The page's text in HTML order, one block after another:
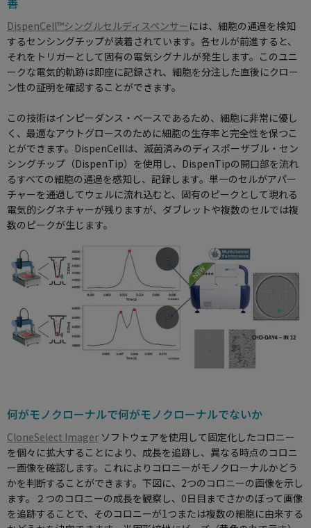
DispenCell™シングルセルディスペンサー には、細胞の通過を検知
するセンシングチップが装着されています。各セルが前進すると、
それをトリガーとして固有の電気シグナルが発生します。このユニ
ークな電気的軌跡は即座に記録され、細胞を分注した直後にクロー
ン性の証明を確認することができます。
この技術はインピーダンス・ベースであるため、細胞に非常に優し
く、最適なアウトグロースのために細胞の生存率と完全性を保つこ
とができます。DispenCellは、滅菌済みのディスポーザブル・セン
シングチップ（DispenTip）を使用し、DispenTipの開口部を流れ
るすべての細胞の通過を感知し、記録します。単一のセルがアパー
チャーを通過してウェルに流れ込むと、固有のピークとして現れる
電気的シグネチャーが残りますが、ダブレットや複数のセルでは複
数のピークが生じます。
何がモノクローナルで何がモノクローナルでないか
CloneSelect Imager ソフトウェアを使用して固定化したコロニー
を個々に拡大することにより、成長を追跡し、異なる時点のコロニ
ー画像を確認します。これによりコロニーがモノクローナルかどう
かを判断することができます。下図に、2つのコロニーの画像を示し
ます。２つのコロニーの成長を観察し、0日目までさかのぼって画像
を追跡することで、そのコロニーが1つまたは複数の細胞に由来する